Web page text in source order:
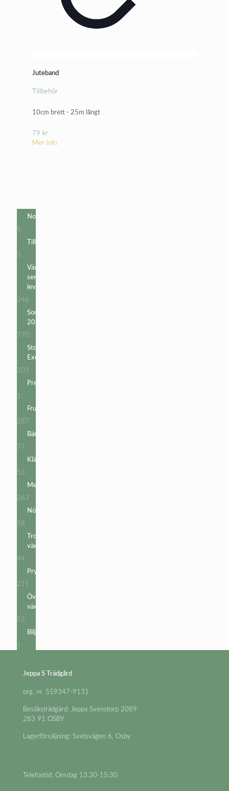
Juteband
Tillbehör
10cm brett - 25m långt
79 kr
Mer info
Nollfrakt
5
produkter
Tillbehör
5
produkter
Växter
sen
leverans
246
produkter
Sortiment
2026
770
produkter
Stora
Exemplar
103
produkter
Presentkort
1
produkt
Fruktträd
287
produkter
Bärbuskar
77
produkter
Klätterväxter
53
produkter
Medelhavsväxter
263
produkter
Nötträd
58
produkter
Tropiska
växter
44
produkter
Prydnadsträd
211
produkter
Övriga
växter
53
produkter
Biljett
1
Jeppa S Trädgård
org. nr. 559347-9131
Besöksträdgård: Jeppa Svenstorp 2089
283 91 OSBY
Lagerförsäljning: Svetsvägen 6, Osby
Telefontid: Onsdag 13.30-15:30